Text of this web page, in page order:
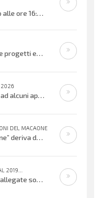
Sabato 25 luglio alle ore 16:30 verrà inaugurata la mostra organizzata dal Centro Biblioteca Comunale presso il Palazzo “Suore
Presentiamo tre progetti estivi che si svolgeranno nell’ultima settimana di
2026
Siamo prossimi ad alcuni appuntamenti musicali offerti dai bambini, ragazzi e adulti che cantano e suonano. Si inizierà con il
DEL MACAONE
Il nome “macaone” deriva dalla mitologia greca: Macaone era un abile medico e guerriero e il nome della farfalla
2019...
Le tracce audio allegate sono promemoria di percorsi didattici realizzati